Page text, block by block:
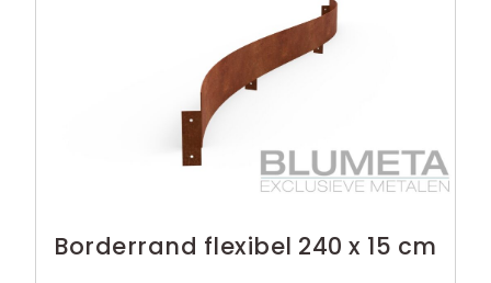
Borderrand flexibel 240 x 15 cm